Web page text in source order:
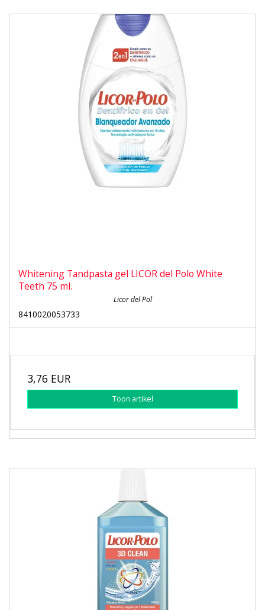
Whitening Tandpasta gel LICOR del Polo White
Teeth 75 ml.
Licor del Pol
8410020053733
3,76 EUR
Toon artikel